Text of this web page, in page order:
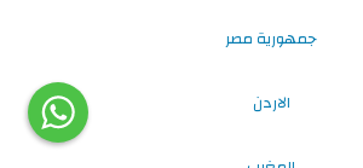
جمهورية مصر
الاردن